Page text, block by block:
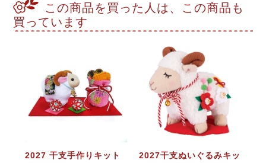
この商品を買った人は、この商品も
買っています
2027 干支手作りキット
2027干支ぬいぐるみキッ